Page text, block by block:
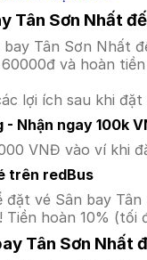
Tân Sơn Nhất
Tân Sơn Nhất
và hoàn
lợi ích sau khi
Nhận ngay 100k
VNĐ vào ví khi
trên redBus
vé Sân bay
hoàn 10%
Tân Sơn Nhất